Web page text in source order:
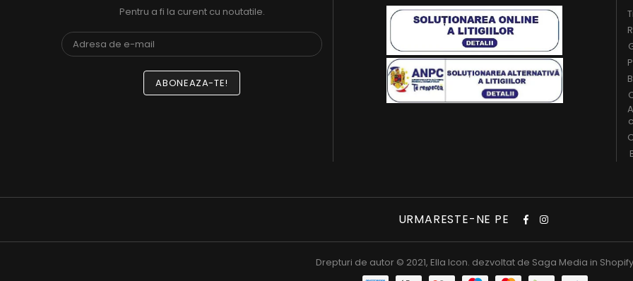
Pentru a fi la curent cu noutatile.
URMARESTE-NE PE
Drepturi de autor © 2021, Ella Icon. dezvoltat de Saga Media in Shopify